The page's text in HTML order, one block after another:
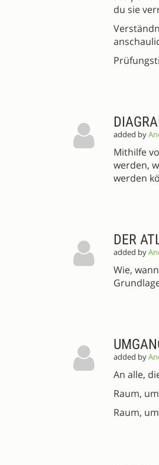
du sie
added by
Mithilfe
werden,
werden
DER
added by
Wie,
added by
An alle,
Raum,
Raum,